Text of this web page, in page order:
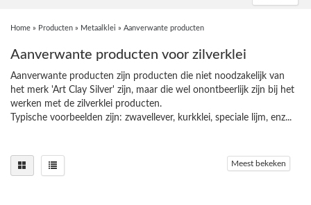
Home » Producten » Metaalklei » Aanverwante producten
Aanverwante producten voor zilverklei
Aanverwante producten zijn producten die niet noodzakelijk van
het merk 'Art Clay Silver' zijn, maar die wel onontbeerlijk zijn bij het
werken met de zilverklei producten.
Typische voorbeelden zijn: zwavellever, kurkklei, speciale lijm, enz...
Meest bekeken